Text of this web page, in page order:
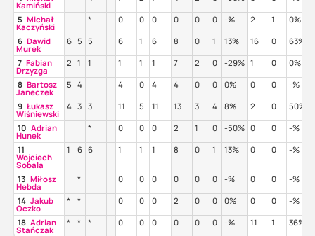
Kamiński
5 Michał
Kaczyński
* 0 0 0 0 0 0 -% 2 1 0%
6 Dawid
Murek
6 5 5 6 1 6 8 0 1 13% 16 0 63%
7 Fabian
Drzyzga
2 1 1 1 1 1 7 2 0 -29% 1 0 0%
8 Bartosz
Janeczek
5 4 4 0 4 4 0 0 0% 0 0 -%
9 Łukasz
Wiśniewski
4 3 3 11 5 11 13 3 4 8% 2 0 50%
10 Adrian
Hunek
* 0 0 0 2 1 0 -50% 0 0 -%
11
Wojciech
Sobala
1 6 6 1 1 1 8 0 1 13% 0 0 -%
13 Miłosz
Hebda
* 0 0 0 0 0 0 -% 0 0 -%
14 Jakub
Oczko
* * 0 0 0 2 0 0 0% 0 0 -%
18 Adrian
Stańczak
* * * 0 0 0 0 0 0 -% 11 1 36%